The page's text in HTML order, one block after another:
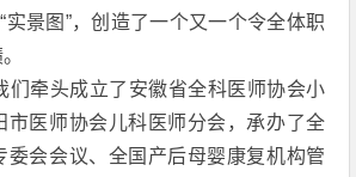
实景图”，创造了一个又一个令全体职
们牵头成立了安徽省全科医师协会小
市医师协会儿科医师分会，承办了全
委会会议、全国产后母婴康复机构管